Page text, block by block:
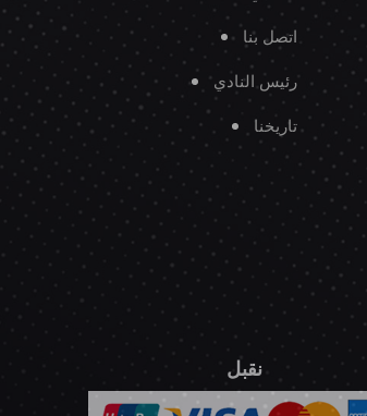
اتصل بنا
رئيس النادي
تاريخنا
نقبل